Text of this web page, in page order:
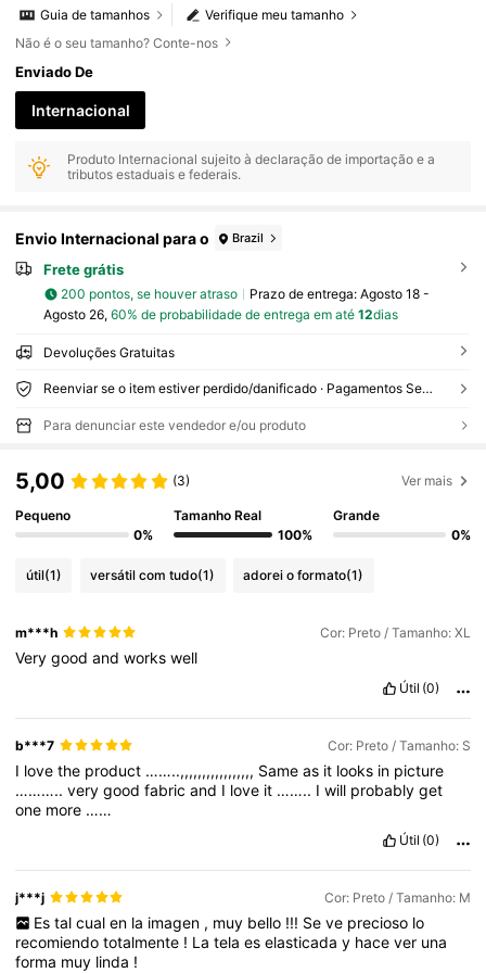
Verifique meu tamanho
Guia de tamanhos
Não é o seu tamanho? Conte-nos
Enviado De
Internacional
Produto Internacional sujeito à declaração de importação e a
tributos estaduais e federais.
Envio Internacional para o Brazil
Frete grátis
200 pontos, se houver atraso Prazo de entrega: Agosto 18 -
Agosto 26, 60% de probabilidade de entrega em até 12dias
Devoluções Gratuitas
Reenviar se o item estiver perdido/danificado · Pagamentos Seguros · Proteção de privacidade
Para denunciar este vendedor e/ou produto
5,00 (3) Ver mais
Pequeno
0%
Tamanho Real
100%
Grande
0%
útil(1) versátil com tudo(1) adorei o formato(1)
m***h Cor: Preto / Tamanho: XL
Verygoodandworkswell
Útil (0)
b***7 Cor: Preto / Tamanho: S
I lovethe product ……..,,,,,,,,,,,,,,,,, Sameas it looks in picture
………..verygoodfabricand I love it …….. Iwill probablyget
one more ……
Útil (0)
j***j Cor: Preto / Tamanho: M
Es tal cual en la imagen , muy bello !!! Se ve precioso lo
recomiendototalmente ! Latelaeselasticaday hacever una
forma muy linda !